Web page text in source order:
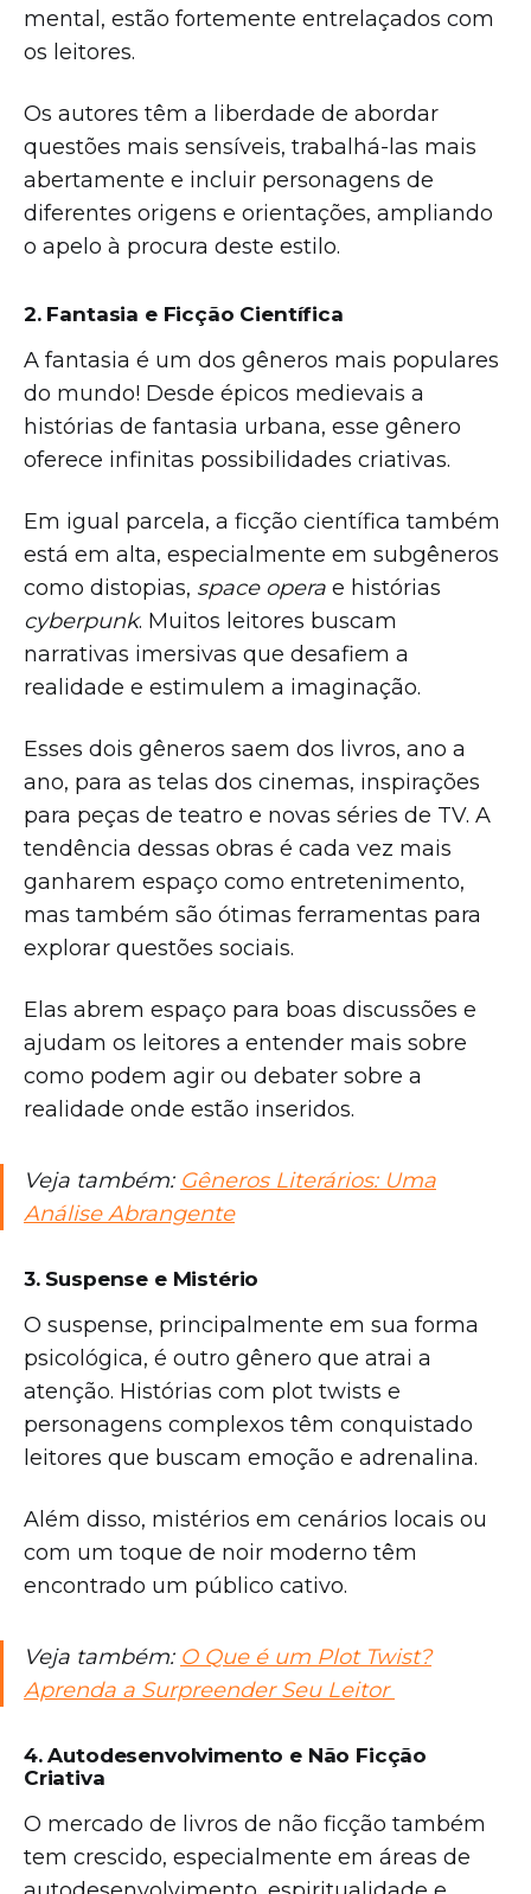
mental, estão fortemente entrelaçados com
os leitores.
Os autores têm a liberdade de abordar
questões mais sensíveis, trabalhá-las mais
abertamente e incluir personagens de
diferentes origens e orientações, ampliando
o apelo à procura deste estilo.
2. Fantasia e Ficção Científica
A fantasia é um dos gêneros mais populares
do mundo! Desde épicos medievais a
histórias de fantasia urbana, esse gênero
oferece infinitas possibilidades criativas.
Em igual parcela, a ficção científica também
está em alta, especialmente em subgêneros
como distopias, space opera e histórias
cyberpunk. Muitos leitores buscam
narrativas imersivas que desafiem a
realidade e estimulem a imaginação.
Esses dois gêneros saem dos livros, ano a
ano, para as telas dos cinemas, inspirações
para peças de teatro e novas séries de TV. A
tendência dessas obras é cada vez mais
ganharem espaço como entretenimento,
mas também são ótimas ferramentas para
explorar questões sociais.
Elas abrem espaço para boas discussões e
ajudam os leitores a entender mais sobre
como podem agir ou debater sobre a
realidade onde estão inseridos.
Veja também: Gêneros Literários: Uma
Análise Abrangente
3. Suspense e Mistério
O suspense, principalmente em sua forma
psicológica, é outro gênero que atrai a
atenção. Histórias com plot twists e
personagens complexos têm conquistado
leitores que buscam emoção e adrenalina.
Além disso, mistérios em cenários locais ou
com um toque de noir moderno têm
encontrado um público cativo.
Veja também: O Que é um Plot Twist?
Aprenda a Surpreender Seu Leitor
4. Autodesenvolvimento e Não Ficção
Criativa
O mercado de livros de não ficção também
tem crescido, especialmente em áreas de